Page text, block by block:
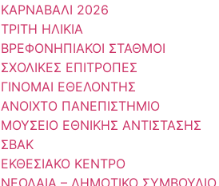
ΚΑΡΝΑΒΑΛΙ 2026
ΤΡΙΤΗ ΗΛΙΚΙΑ
ΒΡΕΦΟΝΗΠΙΑΚΟΙ ΣΤΑΘΜΟΙ
ΣΧΟΛΙΚΕΣ ΕΠΙΤΡΟΠΕΣ
ΓΙΝΟΜΑΙ ΕΘΕΛΟΝΤΗΣ
ΑΝΟΙΧΤΟ ΠΑΝΕΠΙΣΤΗΜΙΟ
ΜΟΥΣΕΙΟ ΕΘΝΙΚΗΣ ΑΝΤΙΣΤΑΣΗΣ
ΣΒΑΚ
ΕΚΘΕΣΙΑΚΟ ΚΕΝΤΡΟ
ΝΕΟΛΑΙA – ΔΗΜΟΤΙΚΟ ΣΥΜΒΟΥΛΙΟ